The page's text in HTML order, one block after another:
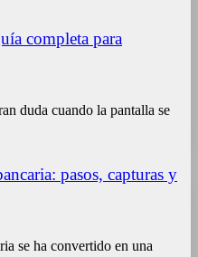
completa para
duda cuando la pantalla se
pasos, capturas y
se ha convertido en una